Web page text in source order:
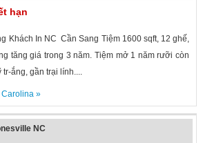
hạn
Khách In NC Cần Sang Tiệm 1600 sqft, 12 ghế,
tăng giá trong 3 năm. Tiệm mở 1 năm rưỡi còn
ắng, gần trại lính....
Carolina»
NC